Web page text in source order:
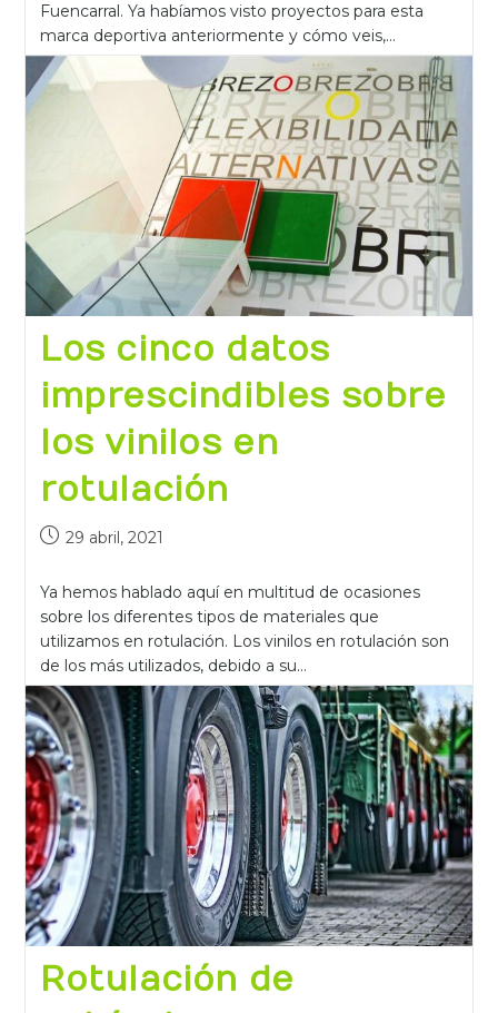
Fuencarral. Ya habíamos visto proyectos para esta
marca deportiva anteriormente y cómo veis,…
Continuar Leyendo
Los cinco datos
imprescindibles sobre
los vinilos en
rotulación
29 abril, 2021
Ya hemos hablado aquí en multitud de ocasiones
sobre los diferentes tipos de materiales que
utilizamos en rotulación. Los vinilos en rotulación son
de los más utilizados, debido a su…
Continuar Leyendo
Rotulación de